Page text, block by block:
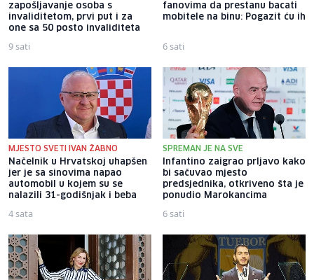
zapošljavanje osoba s
invaliditetom, prvi put i za
one sa 50 posto invaliditeta
9 sati
fanovima da prestanu bacati
mobitele na binu: Pogazit ću ih
6 sati
MJESTO SVETI IVAN ŽABNO
Načelnik u Hrvatskoj uhapšen
jer je sa sinovima napao
automobil u kojem su se
nalazili 31-godišnjak i beba
4 sata
SPREMAN JE NA SVE
Infantino zaigrao prljavo kako
bi sačuvao mjesto
predsjednika, otkriveno šta je
ponudio Marokancima
6 sati